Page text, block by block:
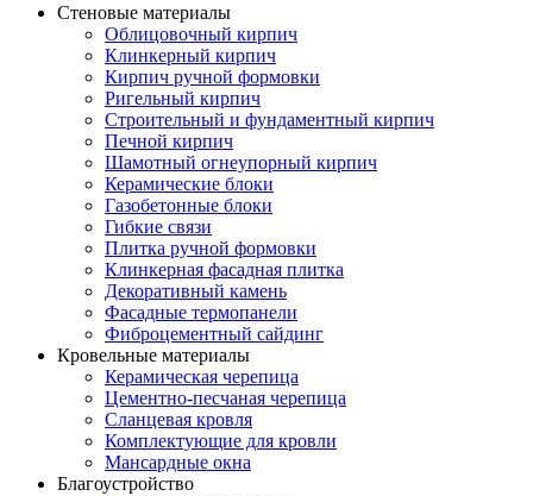
Стеновые материалы
Облицовочный кирпич
Клинкерный кирпич
Кирпич ручной формовки
Ригельный кирпич
Строительный и фундаментный кирпич
Печной кирпич
Шамотный огнеупорный кирпич
Керамические блоки
Газобетонные блоки
Гибкие связи
Плитка ручной формовки
Клинкерная фасадная плитка
Декоративный камень
Фасадные термопанели
Фиброцементный сайдинг
Кровельные материалы
Керамическая черепица
Цементно-песчаная черепица
Сланцевая кровля
Комплектующие для кровли
Мансардные окна
Благоустройство